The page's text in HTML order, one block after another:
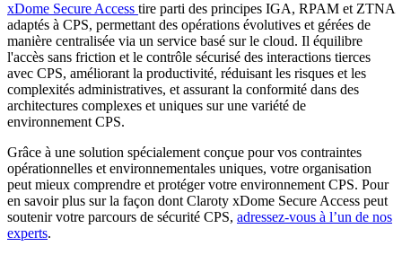
xDome Secure Access tire parti des principes IGA, RPAM et ZTNA
adaptés à CPS, permettant des opérations évolutives et gérées de
manière centralisée via un service basé sur le cloud. Il équilibre
l'accès sans friction et le contrôle sécurisé des interactions tierces
avec CPS, améliorant la productivité, réduisant les risques et les
complexités administratives, et assurant la conformité dans des
architectures complexes et uniques sur une variété de
environnement CPS.
Grâce à une solution spécialement conçue pour vos contraintes
opérationnelles et environnementales uniques, votre organisation
peut mieux comprendre et protéger votre environnement CPS. Pour
en savoir plus sur la façon dont Claroty xDome Secure Access peut
soutenir votre parcours de sécurité CPS, adressez-vous à l’un de nos
experts.